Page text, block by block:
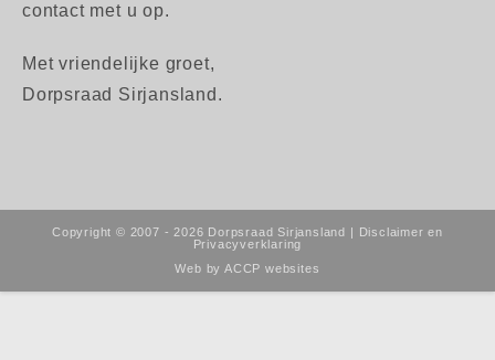
contact met u op.
Met vriendelijke groet,
Dorpsraad Sirjansland.
Copyright © 2007 - 2026 Dorpsraad Sirjansland | Disclaimer en
Privacyverklaring
Web byACCP websites